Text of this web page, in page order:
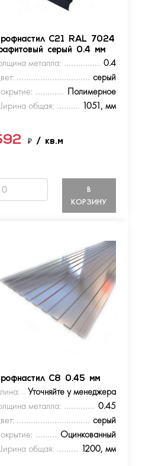
С21 RAL 7024
серый 0.4 мм
металла:
0.4
серый
Полимерное
общая:
1051, мм
₽ / кв.м
В
КОРЗИНУ
С8 0.45 мм
Уточняйте у менеджера
металла:
0.45
серый
Оцинкованный
общая:
1200, мм